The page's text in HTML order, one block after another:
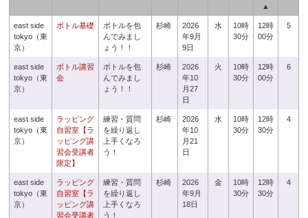
▲
east side
tokyo（東
京）
ボトル基礎
ボトルを包
んでみまし
ょう！！
杉崎
2026
年9月
9日
水
10時
30分
12時
00分
5
east side
tokyo（東
京）
ボトル講習
会
ボトルを包
んでみまし
ょう！！
杉崎
2026
年10
月27
日
火
10時
30分
12時
00分
6
east side
tokyo（東
京）
ラッピング
自習室【ラ
ッピング講
習会受講者
限定】
練習・質問
を繰り返し
上手くなろ
う！
杉崎
2026
年10
月21
日
水
10時
30分
12時
30分
4
east side
tokyo（東
京）
ラッピング
自習室【ラ
ッピング講
習会受講者
練習・質問
を繰り返し
上手くなろ
う！
杉崎
2026
年9月
18日
金
10時
30分
12時
30分
4